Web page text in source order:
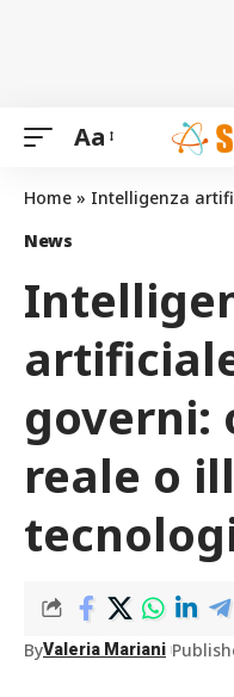
Aa
Home » Intelligenza artificiale nei
News
governi:
reale o
ByValeria Mariani